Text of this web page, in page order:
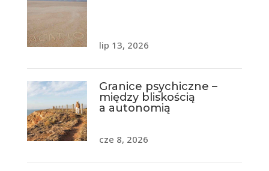
lip 13, 2026
Granice psychiczne –
między bliskością
a autonomią
cze 8, 2026